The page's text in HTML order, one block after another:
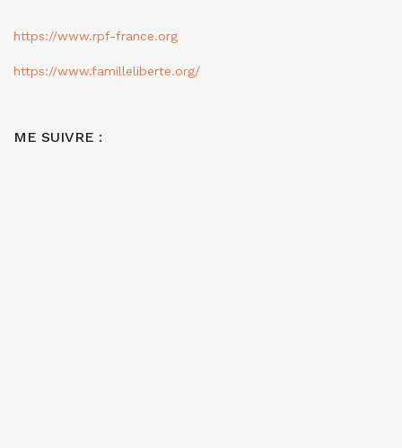
https://www.rpf-france.org
https://www.familleliberte.org/
ME SUIVRE :